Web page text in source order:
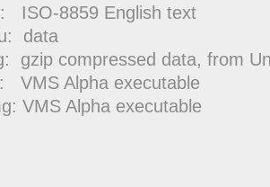
ISO-8859 English text
data
gzip compressed data, from
VMS Alpha executable
VMS Alpha executable